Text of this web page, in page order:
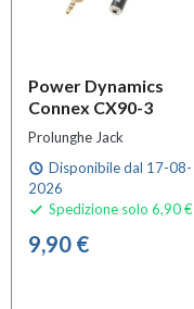
Power Dynamics
Connex CX90-3
Prolunghe Jack
schedule Disponibile dal 17-08-
2026
 Spedizione solo 6,90 €
9,90 €